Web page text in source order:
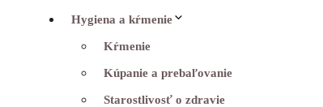
Hygiena a kŕmenie
Kŕmenie
Kúpanie a prebaľovanie
Starostlivosť o zdravie